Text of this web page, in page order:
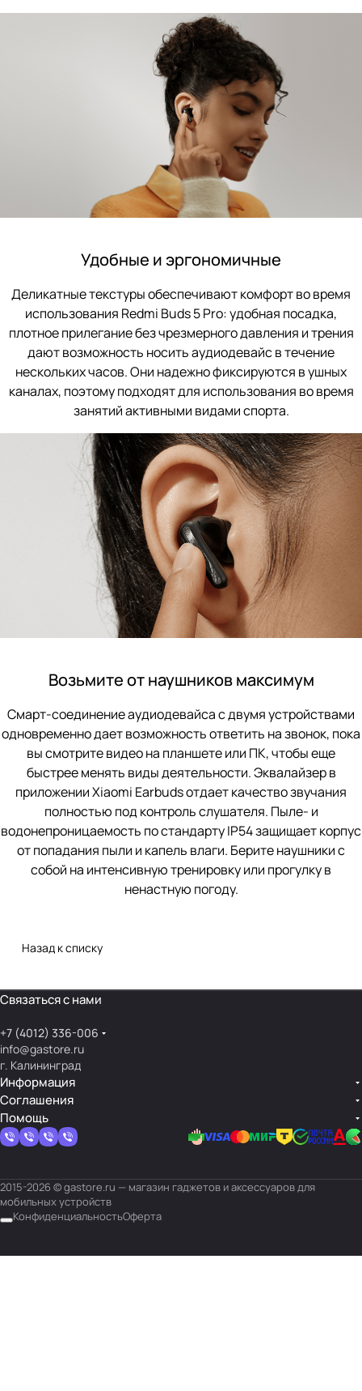
Удобные и эргономичные
Деликатные текстуры обеспечивают комфорт во время
использования Redmi Buds 5 Pro: удобная посадка,
плотное прилегание без чрезмерного давления и трения
дают возможность носить аудиодевайс в течение
нескольких часов. Они надежно фиксируются в ушных
каналах, поэтому подходят для использования во время
занятий активными видами спорта.
Возьмите от наушников максимум
Смарт-соединение аудиодевайса с двумя устройствами
одновременно дает возможность ответить на звонок, пока
вы смотрите видео на планшете или ПК, чтобы еще
быстрее менять виды деятельности. Эквалайзер в
приложении Xiaomi Earbuds отдает качество звучания
полностью под контроль слушателя. Пыле- и
водонепроницаемость по стандарту IP54 защищает корпус
от попадания пыли и капель влаги. Берите наушники с
собой на интенсивную тренировку или прогулку в
ненастную погоду.
Назад к списку
Связаться с нами
+7 (4012) 336-006
info@gastore.ru
г. Калининград
Информация
Соглашения
Помощь
2015-2026 © gastore.ru — магазин гаджетов и аксессуаров для
мобильных устройств
КонфиденциальностьОферта